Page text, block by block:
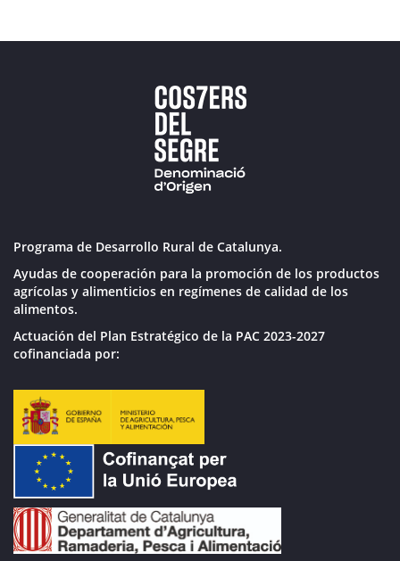
Programa de Desarrollo Rural de Catalunya.
Ayudas de cooperación para la promoción de los productos
agrícolas y alimenticios en regímenes de calidad de los
alimentos.
Actuación del Plan Estratégico de la PAC 2023-2027
cofinanciada por: